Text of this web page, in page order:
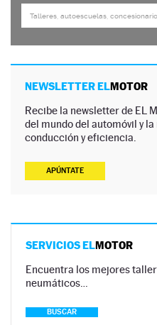
NEWSLETTER ELMOTOR
Recibe la newsletter de EL
del mundo del automóvil y
conducción y eficiencia.
APÚNTATE
SERVICIOS ELMOTOR
Encuentra los mejores
neumáticos…
BUSCAR